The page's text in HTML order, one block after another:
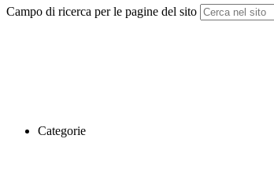
Campo di ricerca per le pagine del sito
Categorie